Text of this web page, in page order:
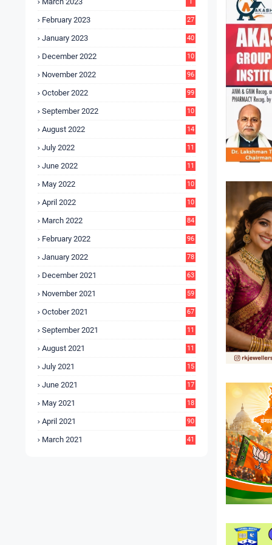
February 2023 27
January 2023 40
December 2022
10
November 2022 96
October 2022 99
September 2022
10
August 2022
14
July 2022
11
June 2022
11
May 2022
10
April 2022
10
March 2022 84
February 2022 96
January 2022 78
December 2021 63
November 2021 59
October 2021 67
September 2021
11
August 2021
11
July 2021
15
June 2021
17
May 2021
18
April 2021 90
March 2021 41